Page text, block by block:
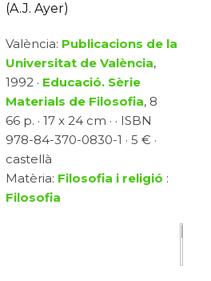
(A.J. Ayer)
València: Publicacions de la
Universitat de València,
1992 · Educació. Sèrie
Materials de Filosofia, 8
66 p. · 17 x 24 cm · · ISBN
978-84-370-0830-1 · 5 € ·
castellà
Matèria: Filosofia i religió :
Filosofia